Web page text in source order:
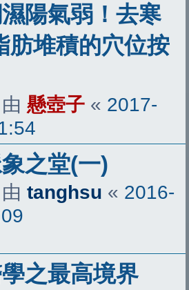
陽氣弱！去寒
肪堆積的穴位按
懸壺子 « 2017-
之堂(一)
tanghsu « 2016-
之最高境界